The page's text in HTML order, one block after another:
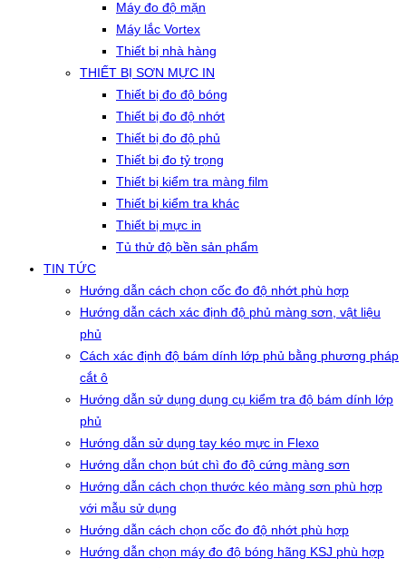
Máy đo độ mặn
Máy lắc Vortex
Thiết bị nhà hàng
THIẾT BỊ SƠN MỰC IN
Thiết bị đo độ bóng
Thiết bị đo độ nhớt
Thiết bị đo độ phủ
Thiết bị đo tỷ trọng
Thiết bị kiểm tra màng film
Thiết bị kiểm tra khác
Thiết bị mực in
Tủ thử độ bền sản phẩm
TIN TỨC
Hướng dẫn cách chọn cốc đo độ nhớt phù hợp
Hướng dẫn cách xác định độ phủ màng sơn, vật liệu
phủ
Cách xác định độ bám dính lớp phủ bằng phương pháp
cắt ô
Hướng dẫn sử dụng dụng cụ kiểm tra độ bám dính lớp
phủ
Hướng dẫn sử dụng tay kéo mực in Flexo
Hướng dẫn chọn bút chì đo độ cứng màng sơn
Hướng dẫn cách chọn thước kéo màng sơn phù hợp
với mẫu sử dụng
Hướng dẫn cách chọn cốc đo độ nhớt phù hợp
Hướng dẫn chọn máy đo độ bóng hãng KSJ phù hợp